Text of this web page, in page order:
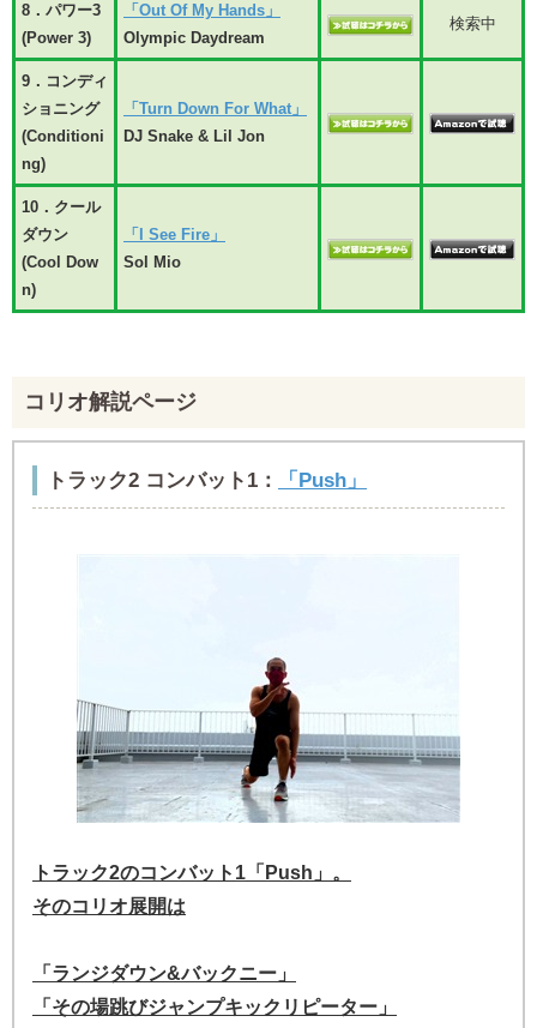
8．パワー3
(Power 3)
「Out Of My Hands」
Olympic Daydream
検索中
9．コンディ
ショニング
(Conditioni
ng)
「Turn Down For What」
DJ Snake & Lil Jon
10．クール
ダウン
(Cool Dow
n)
「I See Fire」
Sol Mio
コリオ解説ページ
トラック2 コンバット1： 「Push」
トラック2のコンバット1「Push」。
そのコリオ展開は
「ランジダウン&バックニー」
「その場跳びジャンプキックリピーター」